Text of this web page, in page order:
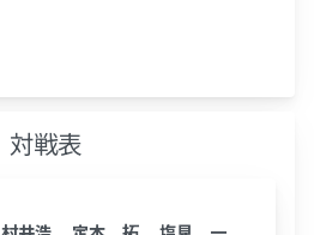
対戦表